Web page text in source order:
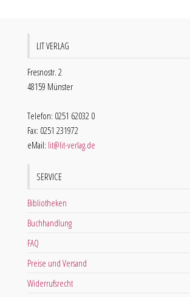
LIT VERLAG
Fresnostr. 2
48159 Münster
Telefon: 0251 62032 0
Fax: 0251 231972
eMail: lit@lit-verlag.de
SERVICE
Bibliotheken
Buchhandlung
FAQ
Preise und Versand
Widerrufsrecht